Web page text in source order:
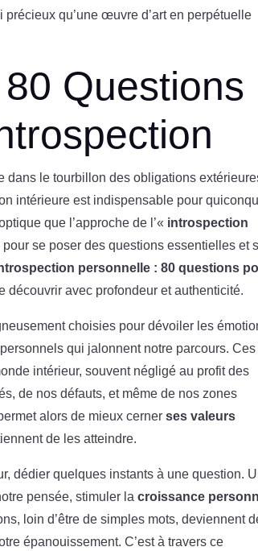
qu’une œuvre d’art en perpétuelle
Questions
dans le tourbillon des obligations
intérieure est indispensable pour
que l’approche de l’« introspection
se poser des questions essentielles et
personnelle : 80 questions
découvrir avec profondeur et authenticité.
choisies pour dévoiler les
qui jalonnent notre parcours. Ces
intérieur, souvent négligé au profit des
de nos défauts, et même de nos zones
alors de mieux cernerses valeurs
de les atteindre.
dédier quelques instants à une question.
pensée, stimuler lacroissance
loin d’être de simples mots, deviennent
épanouissement. C’est à travers ce